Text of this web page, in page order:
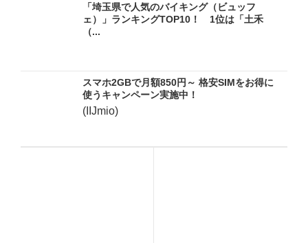
「埼玉県で人気のバイキング（ビュッフ
ェ）」ランキングTOP10！ 1位は「土禾
（...
スマホ2GBで月額850円～ 格安SIMをお得に
使うキャンペーン実施中！
(IIJmio)